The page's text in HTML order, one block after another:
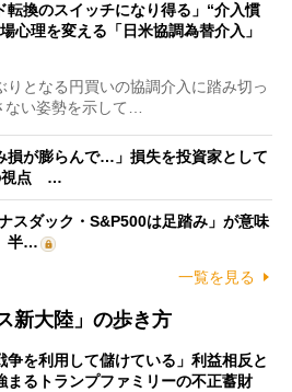
転換のスイッチになり得る」“介入慣
心理を変える「日米協調為替介入」
となる円買いの協調介入に踏み切っ
ない姿勢を示して…
損が膨らんで…」損失を投資家として
視点 …
スダック・S&P500は足踏み」が意味
半…
一覧を見る
新大陸」の歩き方
争を利用して儲けている」利益相反と
まるトランプファミリーの不正蓄財